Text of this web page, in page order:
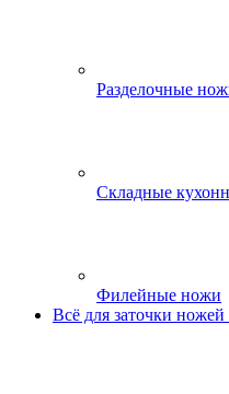
Разделочные
Складные
Филейные ножи
Всё для заточки ножей